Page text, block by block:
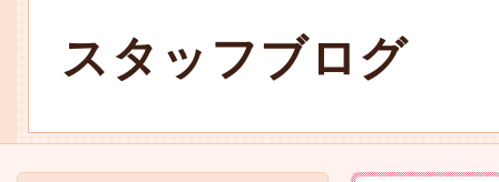
スタッフブログ